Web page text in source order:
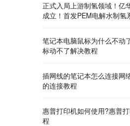
正式入局上游制氢领域！亿
成立！首发PEM电解水制氢
笔记本电脑鼠标为什么不动
标动不了解决教程
插网线的笔记本怎么连接网
的连接教程
惠普打印机如何使用?惠普
程